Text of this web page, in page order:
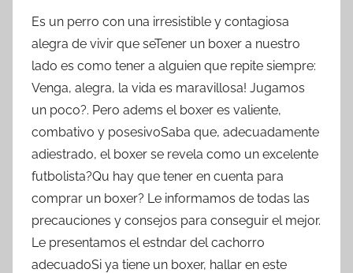
Es un perro con una irresistible y contagiosa
alegra de vivir que seTener un boxer a nuestro
lado es como tener a alguien que repite siempre:
Venga, alegra, la vida es maravillosa! Jugamos
un poco?. Pero adems el boxer es valiente,
combativo y posesivoSaba que, adecuadamente
adiestrado, el boxer se revela como un excelente
futbolista?Qu hay que tener en cuenta para
comprar un boxer? Le informamos de todas las
precauciones y consejos para conseguir el mejor.
Le presentamos el estndar del cachorro
adecuadoSi ya tiene un boxer, hallar en este